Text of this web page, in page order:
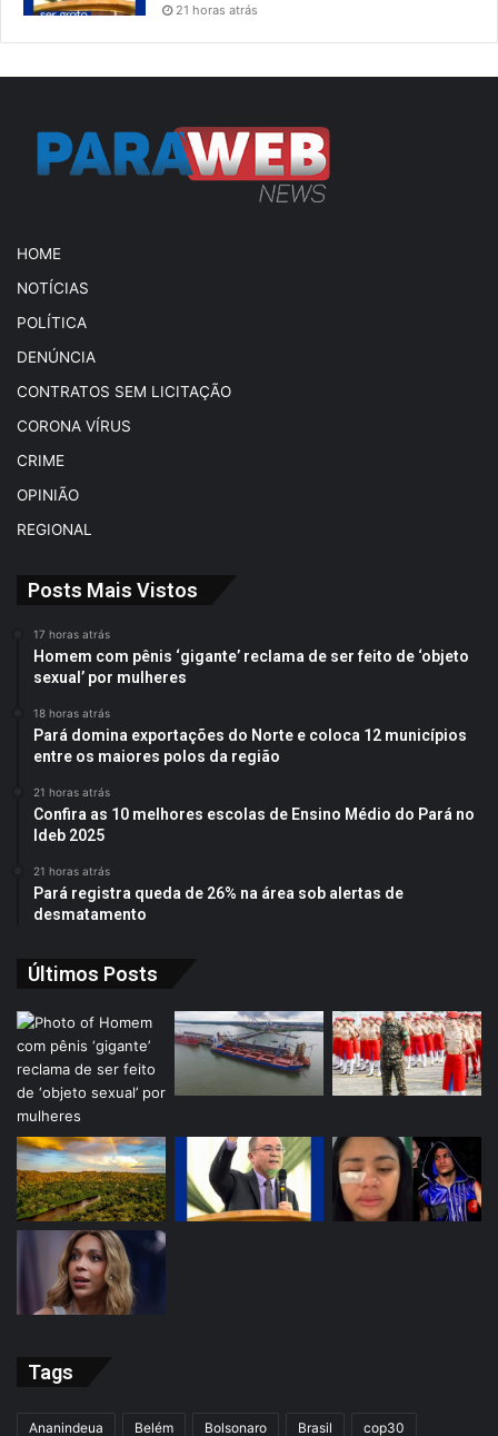
21 horas atrás
HOME
NOTÍCIAS
POLÍTICA
DENÚNCIA
CONTRATOS SEM LICITAÇÃO
CORONA VÍRUS
CRIME
OPINIÃO
REGIONAL
Posts Mais Vistos
17 horas atrás
Homem com pênis ‘gigante’ reclama de ser feito de ‘objeto
sexual’ por mulheres
18 horas atrás
Pará domina exportações do Norte e coloca 12 municípios
entre os maiores polos da região
21 horas atrás
Confira as 10 melhores escolas de Ensino Médio do Pará no
Ideb 2025
21 horas atrás
Pará registra queda de 26% na área sob alertas de
desmatamento
Últimos Posts
Tags
Ananindeua Belém Bolsonaro Brasil cop30